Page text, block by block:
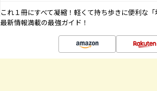
これ１冊にすべて凝縮！軽くて持ち歩きに便利な
最新情報満載の最強ガイド！